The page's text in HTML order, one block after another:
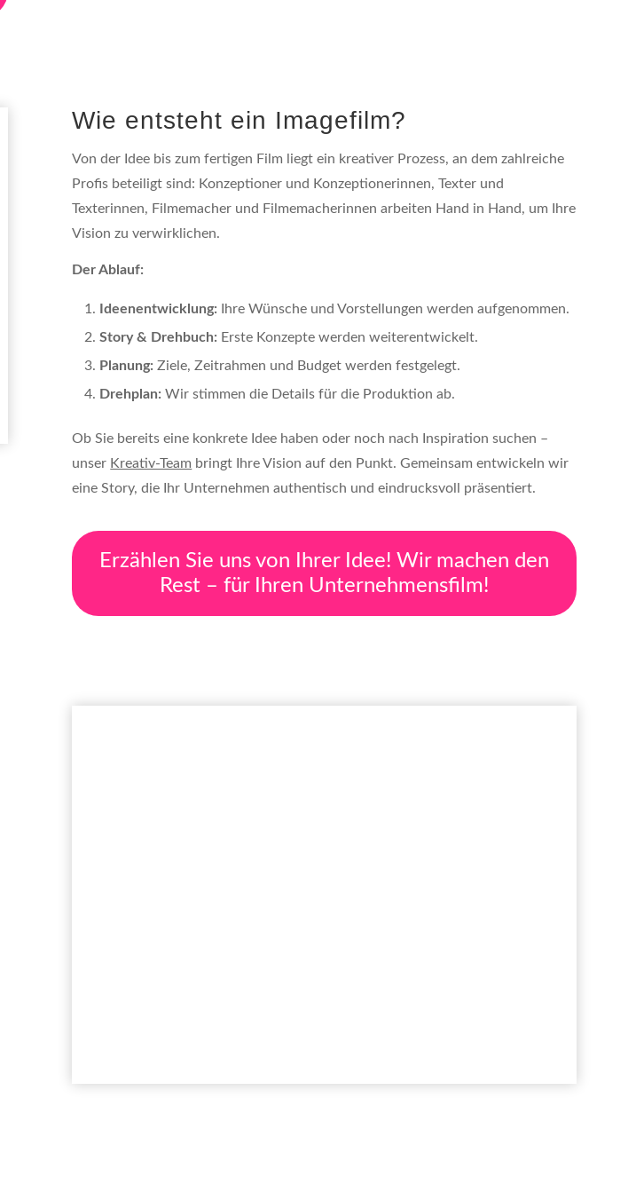
Wie entsteht ein Imagefilm?
Von der Idee bis zum fertigen Film liegt ein kreativer Prozess, an dem zahlreiche
Profis beteiligt sind: Konzeptioner und Konzeptionerinnen, Texter und
Texterinnen, Filmemacher und Filmemacherinnen arbeiten Hand in Hand, um Ihre
Vision zu verwirklichen.
Der Ablauf:
Ideenentwicklung: Ihre Wünsche und Vorstellungen werden aufgenommen.
Story & Drehbuch: Erste Konzepte werden weiterentwickelt.
Planung: Ziele, Zeitrahmen und Budget werden festgelegt.
Drehplan: Wir stimmen die Details für die Produktion ab.
Ob Sie bereits eine konkrete Idee haben oder noch nach Inspiration suchen –
unser Kreativ-Team bringt Ihre Vision auf den Punkt. Gemeinsam entwickeln wir
eine Story, die Ihr Unternehmen authentisch und eindrucksvoll präsentiert.
Erzählen Sie uns von Ihrer Idee! Wir machen den
Rest – für Ihren Unternehmensfilm!